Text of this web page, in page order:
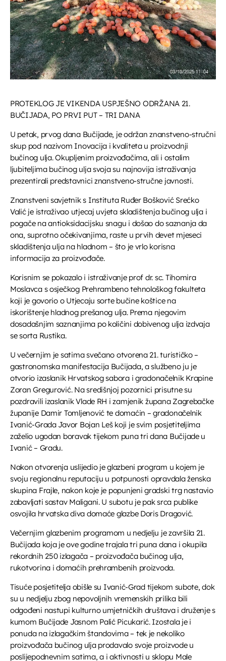
UPRAVO ETERU
Jutarnja kronika
DANAS NA PROGRAMU
Glazbeni blok
07:35 - 08:00
Horoskop
08:00 - 08:10
Melodija dana
08:10 - 08:15
Glazbeni blok
Vijesti
08:45 - 08:50
PROTEKLOG JE VIKENDA USPJEŠNO ODRŽANA 21.
BUČIJADA, PO PRVI PUT – TRI DANA
U petak, prvog dana Bučijade, je održan znanstveno-stručni
skup pod nazivom Inovacija i kvaliteta u proizvodnji
bučinog ulja. Okupljenim proizvođačima, ali i ostalim
ljubiteljima bučinog ulja svoja su najnovija istraživanja
prezentirali predstavnici znanstveno-stručne javnosti.
Znanstveni savjetnik s Instituta Ruđer Bošković Srećko
Valić je istraživao utjecaj uvjeta skladištenja bučinog ulja i
pogače na antioksidacijsku snagu i došao do saznanja da
ona, suprotno očekivanjima, raste u prvih devet mjeseci
skladištenja ulja na hladnom – što je vrlo korisna
informacija za proizvođače.
Korisnim se pokazalo i istraživanje prof dr. sc. Tihomira
Moslavca s osječkog Prehrambeno tehnološkog fakulteta
koji je govorio o Utjecaju sorte bučine koštice na
iskorištenje hladnog prešanog ulja. Prema njegovim
dosadašnjim saznanjima po količini dobivenog ulja izdvaja
se sorta Rustika.
U večernjim je satima svečano otvorena 21. turističko –
gastronomska manifestacija Bučijada, a službeno ju je
otvorio izaslanik Hrvatskog sabora i gradonačelnik Krapine
Zoran Gregurović. Na središnjoj pozornici prisutne su
pozdravili izaslanik Vlade RH i zamjenik župana Zagrebačke
županije Damir Tomljenović te domaćin – gradonačelnik
Ivanić-Grada Javor Bojan Leš koji je svim posjetiteljima
zaželio ugodan boravak tijekom puna tri dana Bučijade u
Ivanić – Gradu.
Nakon otvorenja uslijedio je glazbeni program u kojem je
svoju regionalnu reputaciju u potpunosti opravdala ženska
skupina Frajle, nakon koje je popunjeni gradski trg nastavio
zabavljati sastav Maligani. U subotu je pak srca publike
osvojila hrvatska diva domaće glazbe Doris Dragović.
Večernjim glazbenim programom u nedjelju je završila 21.
Bučijada koja je ove godine trajala tri puna dana i okupila
rekordnih 250 izlagača – proizvođača bučinog ulja,
rukotvorina i domaćih prehrambenih proizvoda.
Tisuće posjetitelja obišle su Ivanić-Grad tijekom subote, dok
su u nedjelju zbog nepovoljnih vremenskih prilika bili
odgođeni nastupi kulturno umjetničkih društava i druženje s
kumom Bučijade Jasnom Palić Picukarić. Izostala je i
ponuda na izlagačkim štandovima – tek je nekoliko
proizvođača bučinog ulja prodavalo svoje proizvode u
poslijepodnevnim satima, a i aktivnosti u sklopu Male